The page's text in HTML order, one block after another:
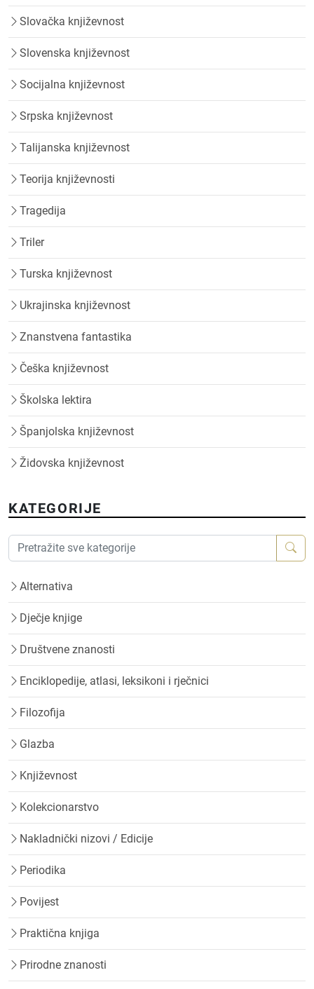
Slovačka književnost
Slovenska književnost
Socijalna književnost
Srpska književnost
Talijanska književnost
Teorija književnosti
Tragedija
Triler
Turska književnost
Ukrajinska književnost
Znanstvena fantastika
Češka književnost
Školska lektira
Španjolska književnost
Židovska književnost
KATEGORIJE
Alternativa
Dječje knjige
Društvene znanosti
Enciklopedije, atlasi, leksikoni i rječnici
Filozofija
Glazba
Književnost
Kolekcionarstvo
Nakladnički nizovi / Edicije
Periodika
Povijest
Praktična knjiga
Prirodne znanosti